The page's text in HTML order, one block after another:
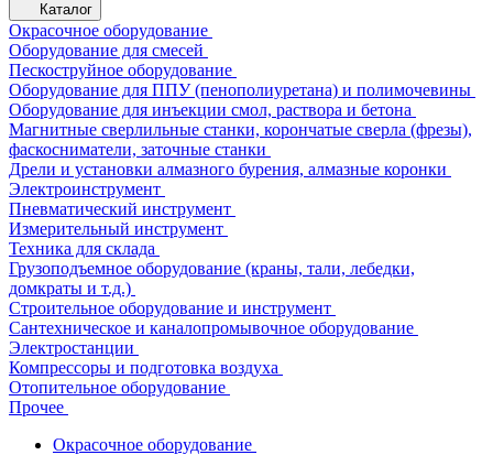
Каталог
Окрасочное оборудование
Оборудование для смесей
Пескоструйное оборудование
Оборудование для ППУ (пенополиуретана) и полимочевины
Оборудование для инъекции смол, раствора и бетона
Магнитные сверлильные станки, корончатые сверла (фрезы),
фаскосниматели, заточные станки
Дрели и установки алмазного бурения, алмазные коронки
Электроинструмент
Пневматический инструмент
Измерительный инструмент
Техника для склада
Грузоподъемное оборудование (краны, тали, лебедки,
домкраты и т.д.)
Строительное оборудование и инструмент
Сантехническое и каналопромывочное оборудование
Электростанции
Компрессоры и подготовка воздуха
Отопительное оборудование
Прочее
Окрасочное оборудование